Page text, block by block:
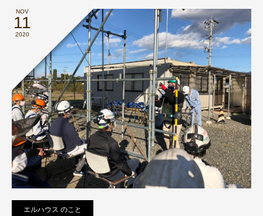
物語８４３
NOV
11
2020
エルハウス のこと